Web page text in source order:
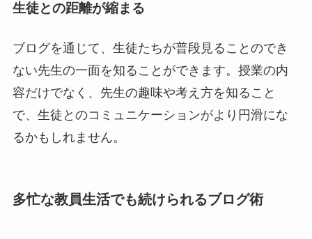
生徒との距離が縮まる
ブログを通じて、生徒たちが普段見ることのでき
ない先生の一面を知ることができます。授業の内
容だけでなく、先生の趣味や考え方を知ること
で、生徒とのコミュニケーションがより円滑にな
るかもしれません。
多忙な教員生活でも続けられるブログ術